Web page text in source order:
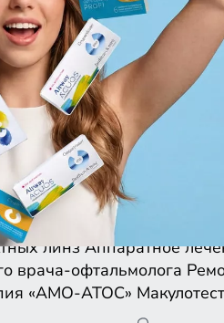
линз Аппаратное
врача-офтальмолога
«АМО-АТОС»
линз Аппаратное
врача-офтальмолога
«АМО-АТОС»